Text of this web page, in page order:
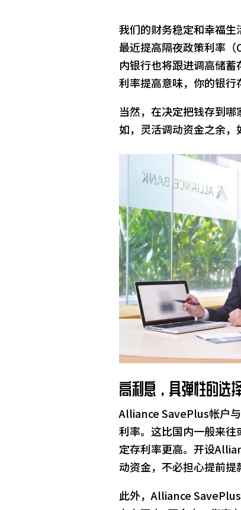
我们的财务稳定和幸福
最近提高隔夜政策利率（
内银行也将跟进调高储蓄
利率提高意味，你的银行
当然，在决定把钱存到
如，灵活调动资金之余，
高利息，具弹性的选
Alliance SavePlus帐户
利率。这比国内一般来往
定存利率更高。开设
动资金，不必担心提前提
此外，Alliance